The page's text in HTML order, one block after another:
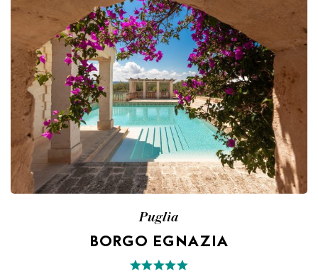
Puglia
BORGO EGNAZIA